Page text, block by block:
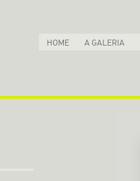
HOME A GALERIA